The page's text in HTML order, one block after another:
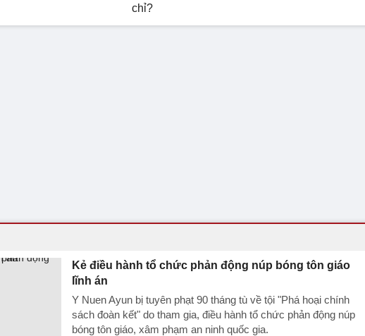
chỉ?
Kẻ điều hành tổ chức phản động núp bóng tôn giáo
lĩnh án
Y Nuen Ayun bị tuyên phạt 90 tháng tù về tội "Phá hoại chính
sách đoàn kết" do tham gia, điều hành tổ chức phản động núp
bóng tôn giáo, xâm phạm an ninh quốc gia.